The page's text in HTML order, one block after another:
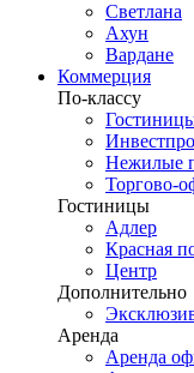
Светлана
Ахун
Вардане
Коммерция
По-классу
Нежилые
Торгово-
Гостиницы
Адлер
Красная
Центр
Дополнительно
Аренда
Аренда